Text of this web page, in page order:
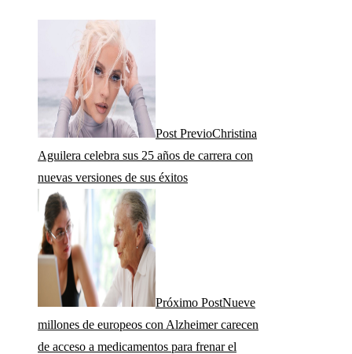
Post PrevioChristina
Aguilera celebra sus 25 años de carrera con
nuevas versiones de sus éxitos
Próximo PostNueve
millones de europeos con Alzheimer carecen
de acceso a medicamentos para frenar el